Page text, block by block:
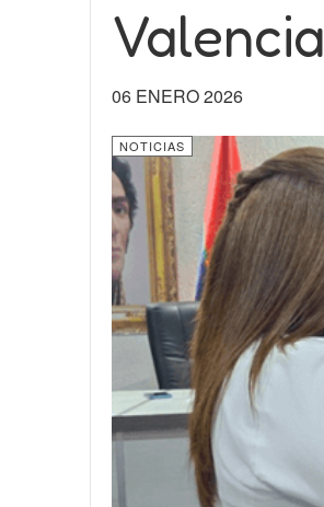
Valencia
06 ENERO 2026
NOTICIAS